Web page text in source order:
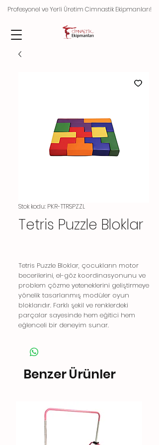
Profesyonel ve Yerli Üretim Cimnastik Ekipmanları!
Stok kodu: PKR-TTRSPZZL
Tetris Puzzle Bloklar
Tetris Puzzle Bloklar, çocukların motor
becerilerini, el-göz koordinasyonunu ve
problem çözme yeteneklerini geliştirmeye
yönelik tasarlanmış modüler oyun
bloklarıdır. Farklı şekil ve renklerdeki
parçalar sayesinde hem eğitici hem
eğlenceli bir deneyim sunar.
Benzer Ürünler